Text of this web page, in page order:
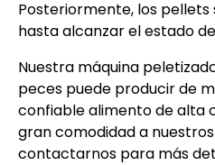
Posteriormente, los
hasta alcanzar el estado
Nuestra máquina
peces puede producir de
confiable alimento de alta
gran comodidad a
contactarnos para más